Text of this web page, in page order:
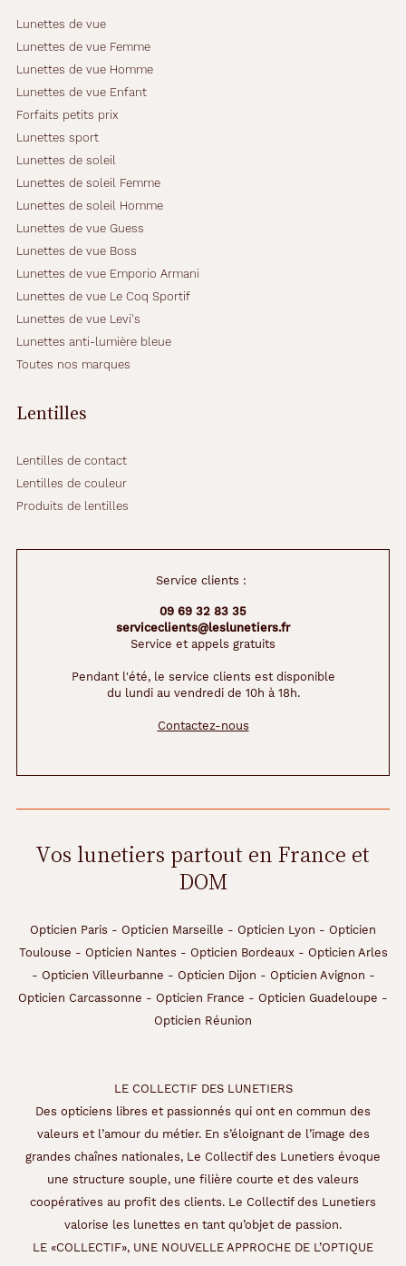
Lunettes de vue
Lunettes de vue Femme
Lunettes de vue Homme
Lunettes de vue Enfant
Forfaits petits prix
Lunettes sport
Lunettes de soleil
Lunettes de soleil Femme
Lunettes de soleil Homme
Lunettes de vue Guess
Lunettes de vue Boss
Lunettes de vue Emporio Armani
Lunettes de vue Le Coq Sportif
Lunettes de vue Levi's
Lunettes anti-lumière bleue
Toutes nos marques
Lentilles
Lentilles de contact
Lentilles de couleur
Produits de lentilles
Service clients :
09 69 32 83 35
serviceclients@leslunetiers.fr
Service et appels gratuits
Pendant l'été, le service clients est disponible
du lundi au vendredi de 10h à 18h.
Contactez-nous
Vos lunetiers partout en France et
DOM
Opticien Paris - Opticien Marseille - Opticien Lyon - Opticien
Toulouse - Opticien Nantes - Opticien Bordeaux- Opticien Arles
- Opticien Villeurbanne - Opticien Dijon - Opticien Avignon -
Opticien Carcassonne - Opticien France - Opticien Guadeloupe -
Opticien Réunion
LE COLLECTIF DES LUNETIERS
Des opticiens libres et passionnés qui ont en commun des
valeurs et l’amour du métier. En s’éloignant de l’image des
grandes chaînes nationales, Le Collectif des Lunetiers évoque
une structure souple, une filière courte et des valeurs
coopératives au profit des clients. Le Collectif des Lunetiers
valorise les lunettes en tant qu’objet de passion.
LE «COLLECTIF», UNE NOUVELLE APPROCHE DE L’OPTIQUE